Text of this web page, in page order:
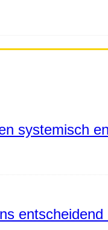
systemisch
entscheidend